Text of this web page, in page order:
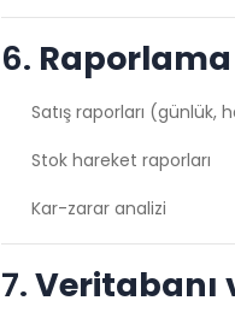
6.
Satış raporları (günlük,
Stok hareket raporları
Kar-zarar analizi
7.Veritabanı